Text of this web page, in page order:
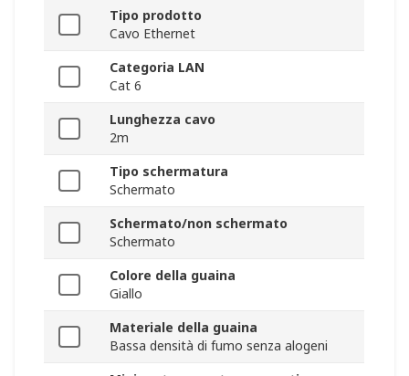
Tipo prodotto
Cavo Ethernet
Categoria LAN
Cat 6
Lunghezza cavo
2m
Tipo schermatura
Schermato
Schermato/non schermato
Schermato
Colore della guaina
Giallo
Materiale della guaina
Bassa densità di fumo senza alogeni